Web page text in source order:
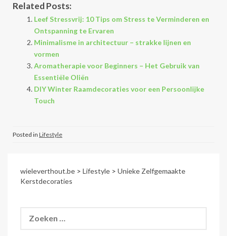
Related Posts:
Leef Stressvrij: 10 Tips om Stress te Verminderen en
Ontspanning te Ervaren
Minimalisme in architectuur – strakke lijnen en
vormen
Aromatherapie voor Beginners – Het Gebruik van
Essentiële Oliën
DIY Winter Raamdecoraties voor een Persoonlijke
Touch
Posted in Lifestyle
wieleverthout.be > Lifestyle > Unieke Zelfgemaakte
Kerstdecoraties
naar: